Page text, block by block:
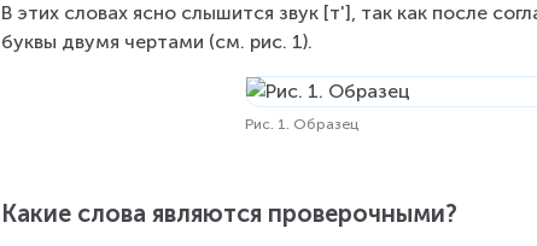
В этих словах ясно слышится звук [т'], так как после
буквы двумя чертами (см. рис. 1).
Рис. 1. Образец
Какие слова являются проверочными?